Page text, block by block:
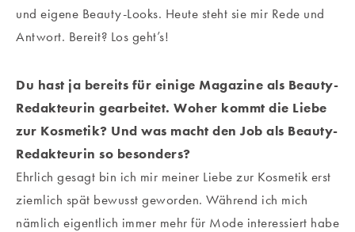
und eigene Beauty-Looks. Heute steht sie mir Rede und
Antwort. Bereit? Los geht’s!
Du hast ja bereits für einige Magazine als Beauty-
Redakteurin gearbeitet. Woher kommt die Liebe
zur Kosmetik? Und was macht den Job als Beauty-
Redakteurin so besonders?
Ehrlich gesagt bin ich mir meiner Liebe zur Kosmetik erst
ziemlich spät bewusst geworden. Während ich mich
nämlich eigentlich immer mehr für Mode interessiert habe